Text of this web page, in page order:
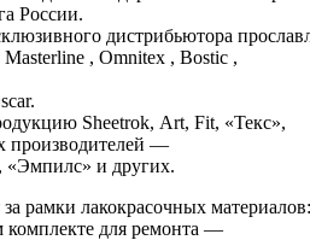
России.
дистрибьютора
, Omnitex , Bostic ,
Sheetrok, Art, Fit, «Текс»,
производителей —
«Эмпилс» и других.
рамки лакокрасочных
комплекте для ремонта —